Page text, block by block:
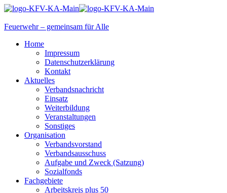
Feuerwehr – gemeinsam für Alle
Home
Impressum
Datenschutzerklärung
Kontakt
Aktuelles
Verbandsnachricht
Einsatz
Weiterbildung
Veranstaltungen
Sonstiges
Organisation
Verbandsvorstand
Verbandsausschuss
Aufgabe und Zweck (Satzung)
Sozialfonds
Fachgebiete
Arbeitskreis plus 50